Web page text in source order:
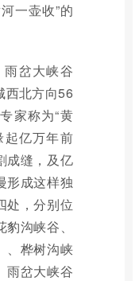
一壶收”的
岔大峡谷
西北方向56
家称为“黄
起亿万年前
成缝，及亿
形成这样独
处，分别位
沟峡谷、
、桦树沟峡
雨岔大峡谷